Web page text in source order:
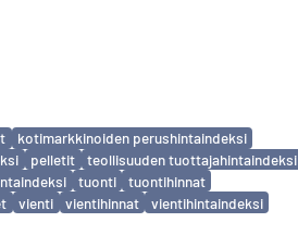
kotimarkkinoiden perushintaindeksi
pelletit
teollisuuden tuottajahintaindeksi
tuonti
tuontihinnat
vienti vientihinnat vientihintaindeksi